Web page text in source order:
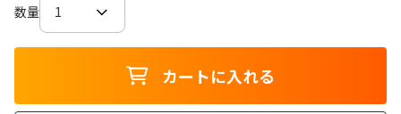
数量
カートに入れる